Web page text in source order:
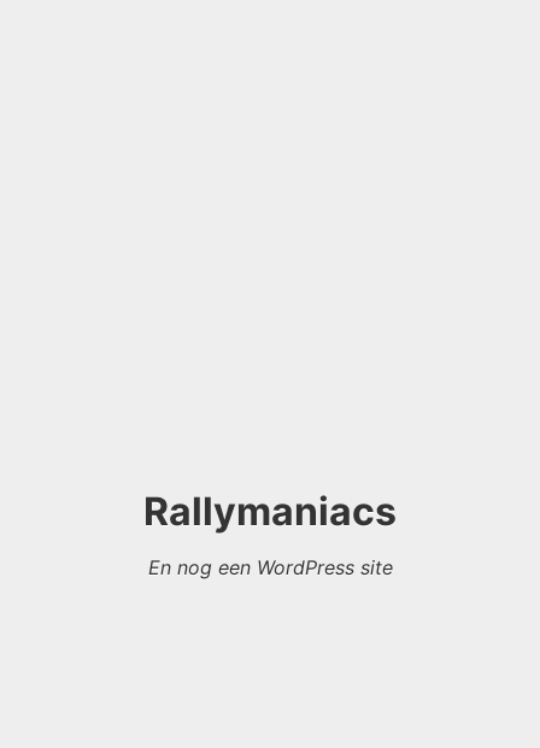
Rallymaniacs
En nog een WordPress site